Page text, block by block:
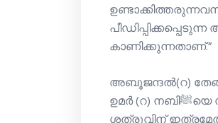
കാണിക്കുന്നതാണ്.”
അബൂജന്ദല്‍(റ)
ഉമര്‍ (റ) നബിﷺയെ സമീപിച്ചു. എന്തിന് നാം നമ്മുടെ മതത്തിന്റെ കാര്യത്തില്‍